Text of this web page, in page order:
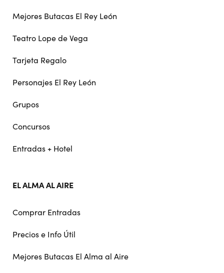
Mejores Butacas El Rey León
Teatro Lope de Vega
Tarjeta Regalo
Personajes El Rey León
Grupos
Concursos
Entradas + Hotel
EL ALMA AL AIRE
Comprar Entradas
Precios e Info Útil
Mejores Butacas El Alma al Aire